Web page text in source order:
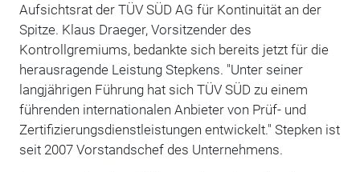
Aufsichtsrat der TÜV SÜD AG für Kontinuität an der
Spitze. Klaus Draeger, Vorsitzender des
Kontrollgremiums, bedankte sich bereits jetzt für die
herausragende Leistung Stepkens. "Unter seiner
langjährigen Führung hat sich TÜV SÜD zu einem
führenden internationalen Anbieter von Prüf- und
Zertifizierungsdienstleistungen entwickelt." Stepken ist
seit 2007 Vorstandschef des Unternehmens.